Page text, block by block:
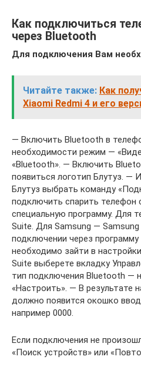
Как подключиться
через Bluetooth
Для подключения Вам
Читайте также: Как
Xiaomi Redmi 4 и его
— Включить Bluetooth в
необходимости режим —
«Bluetooth». — Включить
появиться логотип Блутуз. —
Блутуз выбрать команду
подключить спарить телефон
специальную программу. Для
Suite. Для Samsung —
подключении через
необходимо зайти в
Suite выберете вкладку
тип подключения Bluetooth —
«Настроить». — В результате
должно появится окошко
например 0000.
Если подключения не
«Поиск устройств» или